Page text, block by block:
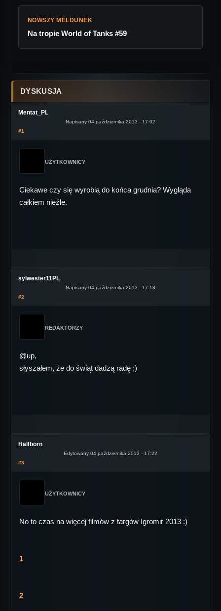
NOWSZY MELDUNEK
Na tropie World of Tanks #59
DYSKUSJA
Mentat_PL
Napisany 04 października 2013 - 17:02
#1
UŻYTKOWNICY
Ciekawe czy się wyrobią do końca grudnia? Wygląda
całkiem nieźle.
sylwester11PL
Napisany 04 października 2013 - 17:18
#2
REDAKTORZY
@up,
słyszałem, że do świąt dadzą radę ;)
Halfborn
Edytowany 04 października 2013 - 17:22
#3
UŻYTKOWNICY
No to czas na więcej filmów z targów Igromir 2013 :)
1
2